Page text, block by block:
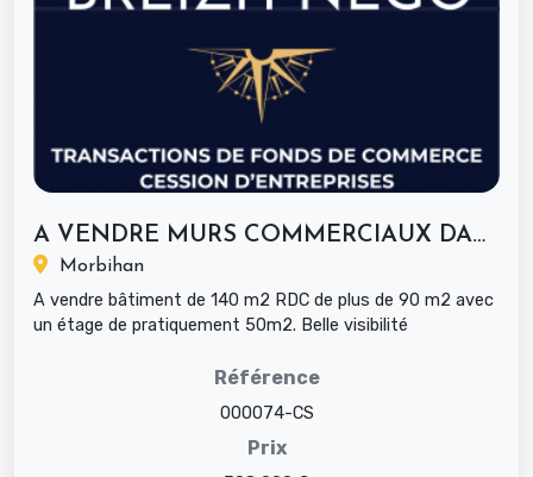
A VENDRE MURS COMMERCIAUX DANS UNE...
Morbihan
A vendre bâtiment de 140 m2 RDC de plus de 90 m2 avec
un étage de pratiquement 50m2. Belle visibilité
Référence
000074-CS
Prix